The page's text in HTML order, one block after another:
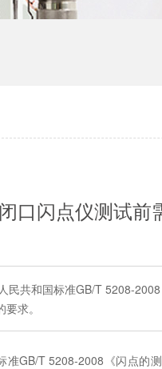
口闪点仪测试前
民共和国标准GB/T 5208-
求。
准GB/T 5208-2008《闪点的